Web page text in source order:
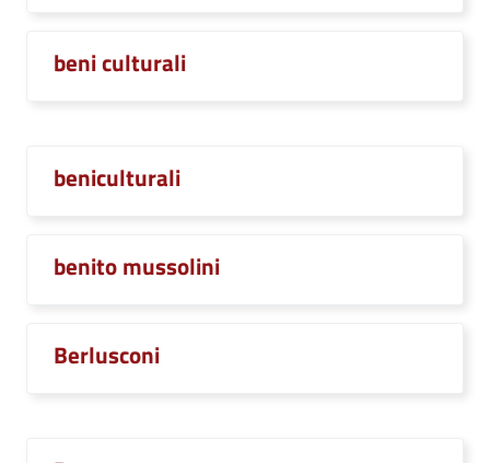
beni culturali
beniculturali
benito mussolini
Berlusconi